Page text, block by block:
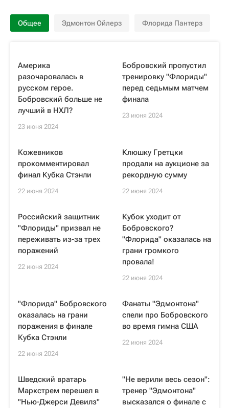
Общее Эдмонтон Ойлерз Флорида Пантерз
Америка
разочаровалась в
русском герое.
Бобровский больше не
лучший в НХЛ?
23 июня 2024
Бобровский пропустил
тренировку "Флориды"
перед седьмым матчем
финала
23 июня 2024
Кожевников
прокомментировал
финал Кубка Стэнли
22 июня 2024
Клюшку Гретцки
продали на аукционе за
рекордную сумму
22 июня 2024
Российский защитник
"Флориды" призвал не
переживать из-за трех
поражений
22 июня 2024
Кубок уходит от
Бобровского?
"Флорида" оказалась на
грани громкого
провала!
22 июня 2024
"Флорида" Бобровского
оказалась на грани
поражения в финале
Кубка Стэнли
22 июня 2024
Фанаты "Эдмонтона"
спели про Бобровского
во время гимна США
22 июня 2024
Шведский вратарь
Маркстрем перешел в
"Нью-Джерси Девилз"
"Не верили весь сезон":
тренер "Эдмонтона"
высказался о финале с